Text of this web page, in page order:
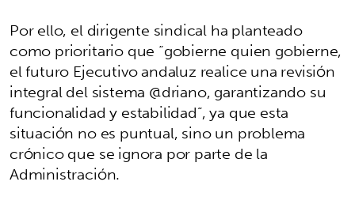
Por ello, el dirigente sindical ha planteado
como prioritario que “gobierne quien gobierne,
el futuro Ejecutivo andaluz realice una revisión
integral del sistema @driano, garantizando su
funcionalidad y estabilidad”, ya que esta
situación no es puntual, sino un problema
crónico que se ignora por parte de la
Administración.